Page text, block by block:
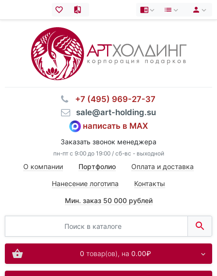
⠀+7 (495) 969-27-37
⠀sale@art-holding.su
написать в MAX
Заказать звонок менеджера
пн-пт с 9:00 до 19:00 / сб-вс - выходной
О компании Портфолио Оплата и доставка
Нанесение логотипа Контакты
Мин. заказ 50 000 рублей
0 товар(ов), на 0.00₽